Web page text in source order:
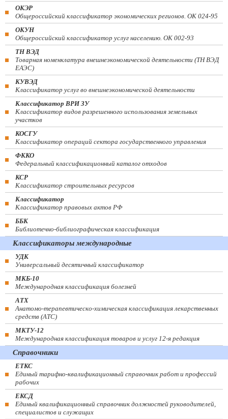
ОКЭР
Общероссийский классификатор экономических регионов. ОК 024-95
ОКУН
Общероссийский классификатор услуг населению. ОК 002-93
ТН ВЭД
Товарная номенклатура внешнеэкономической деятельности (ТН ВЭД
ЕАЭС)
КУВЭД
Классификатор услуг во внешнеэкономической деятельности
Классификатор ВРИ ЗУ
Классификатор видов разрешенного использования земельных
участков
КОСГУ
Классификатор операций сектора государственного управления
ФККО
Федеральный классификационный каталог отходов
КСР
Классификатор строительных ресурсов
Классификатор
Классификатор правовых актов РФ
ББК
Библиотечно-библиографическая классификация
Классификаторы международные
УДК
Универсальный десятичный классификатор
МКБ-10
Международная классификация болезней
АТХ
Анатомо-терапевтическо-химическая классификация лекарственных
средств (ATC)
МКТУ-12
Международная классификация товаров и услуг 12-я редакция
Справочники
ЕТКС
Единый тарифно-квалификационный справочник работ и профессий
рабочих
ЕКСД
Единый квалификационный справочник должностей руководителей,
специалистов и служащих